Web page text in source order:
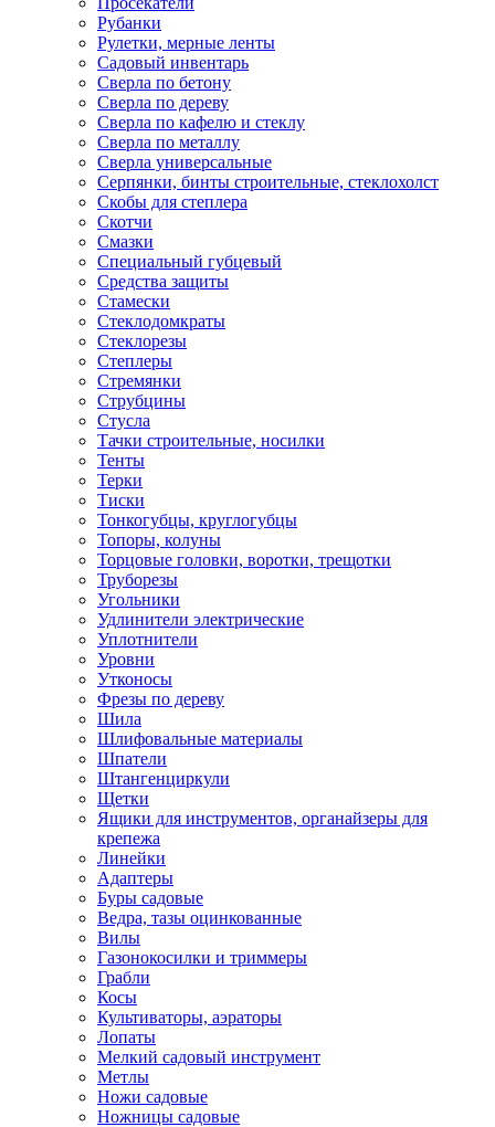
Рубанки
Рулетки, мерные ленты
Садовый инвентарь
Сверла по бетону
Сверла по дереву
Сверла по кафелю и стеклу
Сверла по металлу
Сверла универсальные
Серпянки, бинты строительные, стеклохолст
Скобы для степлера
Скотчи
Смазки
Специальный губцевый
Средства защиты
Стамески
Стеклодомкраты
Стеклорезы
Степлеры
Стремянки
Струбцины
Стусла
Тачки строительные, носилки
Тенты
Терки
Тиски
Тонкогубцы, круглогубцы
Топоры, колуны
Торцовые головки, воротки, трещотки
Труборезы
Угольники
Удлинители электрические
Уплотнители
Уровни
Утконосы
Фрезы по дереву
Шила
Шлифовальные материалы
Шпатели
Штангенциркули
Щетки
Ящики для инструментов, органайзеры для
крепежа
Линейки
Адаптеры
Буры садовые
Ведра, тазы оцинкованные
Вилы
Газонокосилки и триммеры
Грабли
Косы
Культиваторы, аэраторы
Лопаты
Мелкий садовый инструмент
Метлы
Ножи садовые
Ножницы садовые